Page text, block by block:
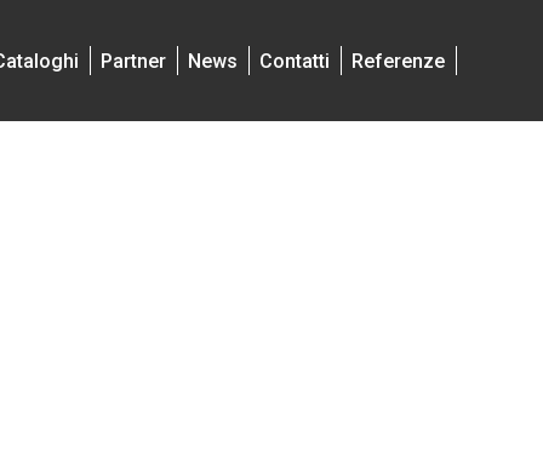
Partner News Contatti Referenze